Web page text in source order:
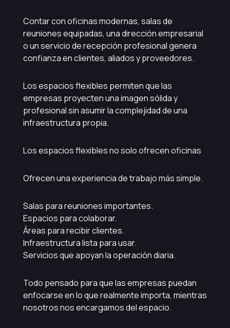
Contar con oficinas modernas, salas de
reuniones equipadas, una dirección empresarial
o un servicio de recepción profesional genera
confianza en clientes, aliados y proveedores.
Los espacios flexibles permiten que las
empresas proyecten una imagen sólida y
profesional sin asumir la complejidad de una
infraestructura propia.
Los espacios flexibles no solo ofrecen oficinas
Ofrecen una experiencia de trabajo más simple.
Salas para reuniones importantes.
Espacios para colaborar.
Áreas para recibir clientes.
Infraestructura lista para usar.
Servicios que apoyan la operación diaria.
Todo pensado para que las empresas puedan
enfocarse en lo que realmente importa, mientras
nosotros nos encargamos del espacio.